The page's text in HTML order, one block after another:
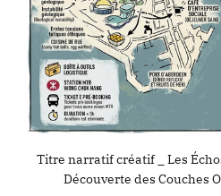
Titre narratif créatif _ Les
Découverte des Couches